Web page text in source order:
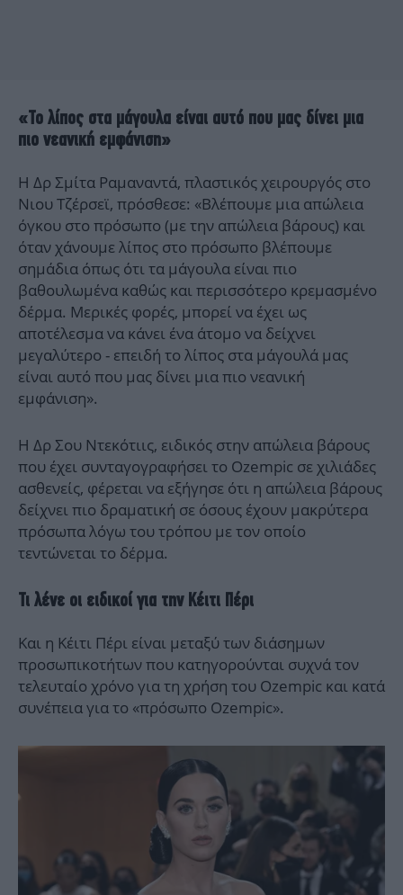
«Το λίπος στα μάγουλα είναι αυτό που μας δίνει μια
πιο νεανική εμφάνιση»
Η Δρ Σμίτα Ραμαναντά, πλαστικός χειρουργός στο
Νιου Τζέρσεϊ, πρόσθεσε: «Βλέπουμε μια απώλεια
όγκου στο πρόσωπο (με την απώλεια βάρους) και
όταν χάνουμε λίπος στο πρόσωπο βλέπουμε
σημάδια όπως ότι τα μάγουλα είναι πιο
βαθουλωμένα καθώς και περισσότερο κρεμασμένο
δέρμα. Μερικές φορές, μπορεί να έχει ως
αποτέλεσμα να κάνει ένα άτομο να δείχνει
μεγαλύτερο - επειδή το λίπος στα μάγουλά μας
είναι αυτό που μας δίνει μια πιο νεανική
εμφάνιση».
Η Δρ Σου Ντεκότιις, ειδικός στην απώλεια βάρους
που έχει συνταγογραφήσει το Ozempic σε χιλιάδες
ασθενείς, φέρεται να εξήγησε ότι η απώλεια βάρους
δείχνει πιο δραματική σε όσους έχουν μακρύτερα
πρόσωπα λόγω του τρόπου με τον οποίο
τεντώνεται το δέρμα.
Τι λένε οι ειδικοί για την Κέιτι Πέρι
Και η Κέιτι Πέρι είναι μεταξύ των διάσημων
προσωπικοτήτων που κατηγορούνται συχνά τον
τελευταίο χρόνο για τη χρήση του Ozempic και κατά
συνέπεια για το «πρόσωπο Ozempic».